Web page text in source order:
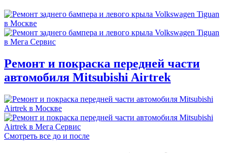
Ремонт и покраска передней части
автомобиля Mitsubishi Airtrek
Смотреть все до и после